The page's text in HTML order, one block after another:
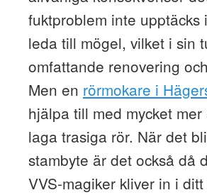
fuktproblem inte upptäcks
leda till mögel, vilket i sin
omfattande renovering
Men en rörmokare i
hjälpa till med mycket
laga trasiga rör. När det
stambyte är det också då
VVS-magiker kliver in i